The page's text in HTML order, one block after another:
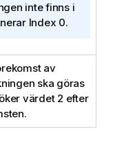
inte finns i
Index 0.
av
ska göras
värdet 2 efter